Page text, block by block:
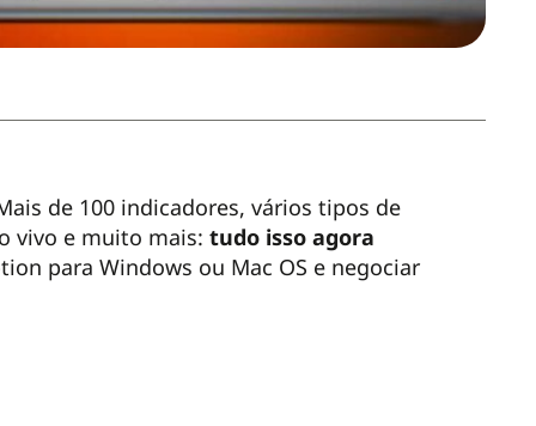
de 100 indicadores, vários tipos de
vivo e muito mais: tudo isso agora
para Windows ou Mac OS e negociar